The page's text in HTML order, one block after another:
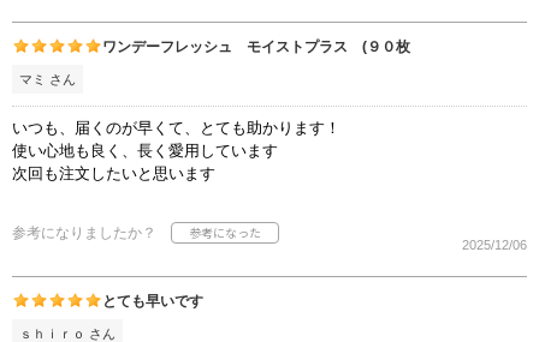
ワンデーフレッシュ モイストプラス (９０枚
マミ さん
いつも、届くのが早くて、とても助かります！
使い心地も良く、長く愛用しています
次回も注文したいと思います
参考になりましたか？
2025/12/06
とても早いです
ｓｈｉｒｏ さん